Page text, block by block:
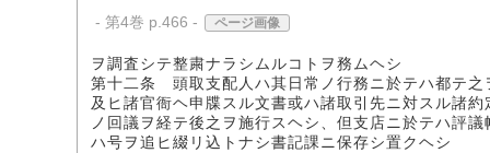
- 第4巻 p.466 - ページ画像
ヲ調査シテ整粛ナラシムルコトヲ務ムヘシ
第十二条 頭取支配人ハ其日常ノ行務ニ於テハ都テ之
及ヒ諸官衙ヘ申牒スル文書或ハ諸取引先ニ対スル諸
ノ回議ヲ経テ後之ヲ施行スヘシ、但支店ニ於テハ評
ハ号ヲ追ヒ綴リ込トナシ書記課ニ保存シ置クヘシ